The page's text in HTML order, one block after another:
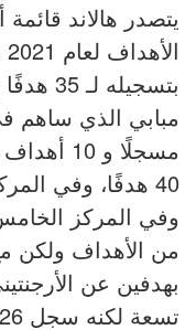
يتصدر هالاند
مسجلًا و
وفي المركز
من الأهداف ولكن